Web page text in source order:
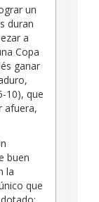
un
duran
a
Copa
ganar
10), que
afuera,
buen
la
que